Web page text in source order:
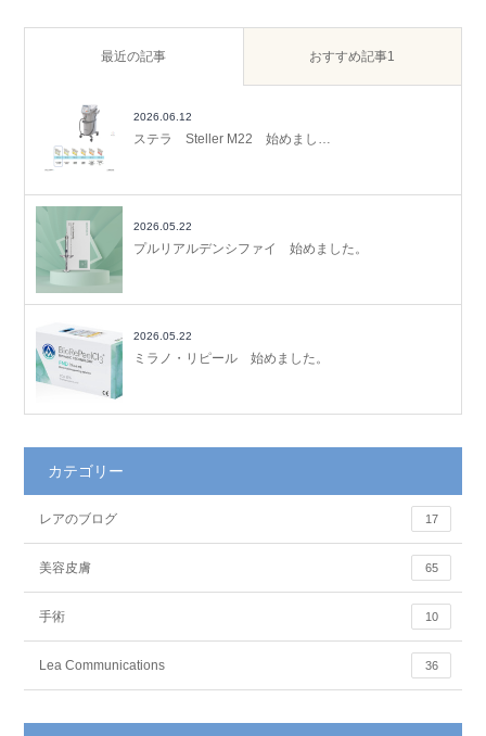
最近の記事 おすすめ記事1
2026.06.12
ステラ Steller M22 始めまし…
2026.05.22
プルリアルデンシファイ 始めました。
2026.05.22
ミラノ・リピール 始めました。
カテゴリー
レアのブログ 17
美容皮膚 65
手術 10
Lea Communications 36